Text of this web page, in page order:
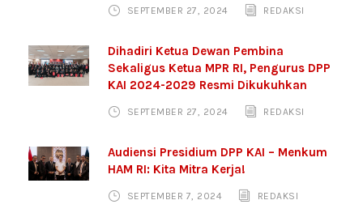
SEPTEMBER 27, 2024 REDAKSI
Dihadiri Ketua Dewan Pembina
Sekaligus Ketua MPR RI, Pengurus DPP
KAI 2024-2029 Resmi Dikukuhkan
SEPTEMBER 27, 2024 REDAKSI
Audiensi Presidium DPP KAI – Menkum
HAM RI: Kita Mitra Kerja!
SEPTEMBER 7, 2024 REDAKSI